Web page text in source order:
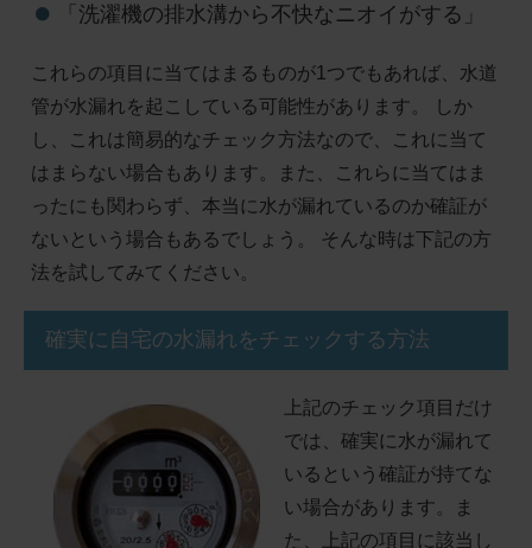
「洗濯機の排水溝から不快なニオイがする」
これらの項目に当てはまるものが1つでもあれば、水道
管が水漏れを起こしている可能性があります。 しか
し、これは簡易的なチェック方法なので、これに当て
はまらない場合もあります。また、これらに当てはま
ったにも関わらず、本当に水が漏れているのか確証が
ないという場合もあるでしょう。 そんな時は下記の方
法を試してみてください。
確実に自宅の水漏れをチェックする方法
上記のチェック項目だけ
では、確実に水が漏れて
いるという確証が持てな
い場合があります。ま
た、上記の項目に該当し